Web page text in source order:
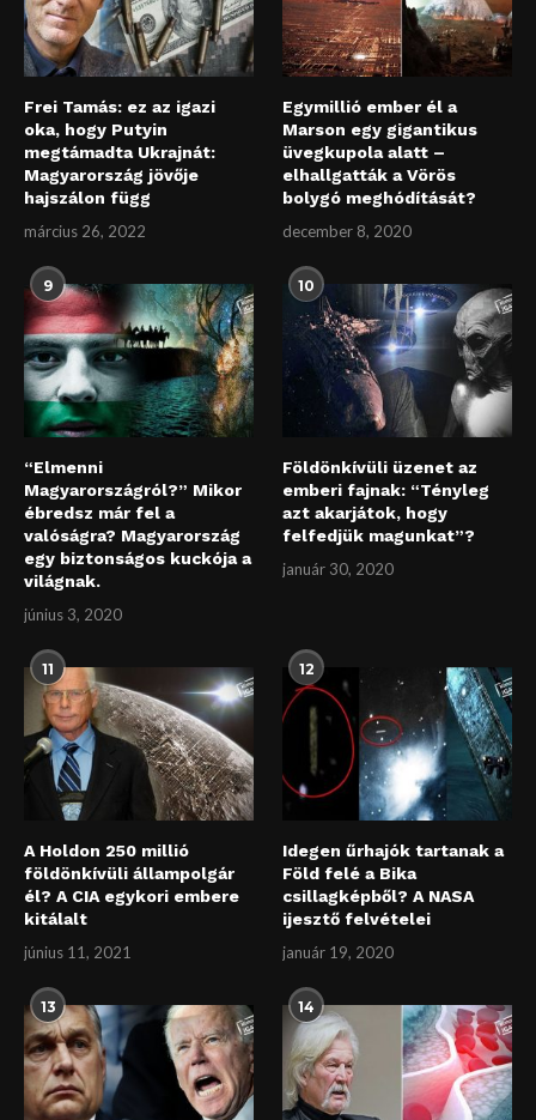
Frei Tamás: ez az igazi
oka, hogy Putyin
megtámadta Ukrajnát:
Magyarország jövője
hajszálon függ
március 26, 2022
Egymillió ember él a
Marson egy gigantikus
üvegkupola alatt –
elhallgatták a Vörös
bolygó meghódítását?
december 8, 2020
9
“Elmenni
Magyarországról?” Mikor
ébredsz már fel a
valóságra? Magyarország
egy biztonságos kuckója a
világnak.
június 3, 2020
10
Földönkívüli üzenet az
emberi fajnak: “Tényleg
azt akarjátok, hogy
felfedjük magunkat”?
január 30, 2020
11
A Holdon 250 millió
földönkívüli állampolgár
él? A CIA egykori embere
kitálalt
június 11, 2021
12
Idegen űrhajók tartanak a
Föld felé a Bika
csillagképből? A NASA
ijesztő felvételei
január 19, 2020
13 14